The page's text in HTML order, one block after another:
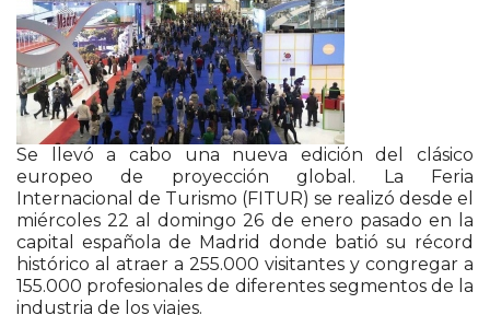
Se llevó a cabo una nueva edición del clásico
europeo de proyección global. La Feria
Internacional de Turismo (FITUR) se realizó desde el
miércoles 22 al domingo 26 de enero pasado en la
capital española de Madrid donde batió su récord
histórico al atraer a 255.000 visitantes y congregar a
155.000 profesionales de diferentes segmentos de la
industria de los viajes.